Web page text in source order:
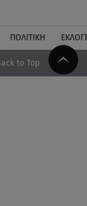
ΠΟΛΙΤΙΚΗ
to Top